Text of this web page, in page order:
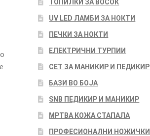
ТОПИЛКИ ЗА ВОСОК
UV LED ЛАМБИ ЗА НОКТИ
ПЕЧКИ ЗА НОКТИ
ЕЛЕКТРИЧНИ ТУРПИИ
СЕТ ЗА МАНИКИР И ПЕДИКИР
БАЗИ ВО БОЈА
SNB ПЕДИКИР И МАНИКИР
МРТВА КОЖА СТАПАЛА
ПРОФЕСИОНАЛНИ НОЖИЧКИ